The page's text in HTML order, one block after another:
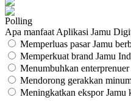
Polling
Apa manfaat Aplikasi Jamu
Memperluas pasar Jamu
Memperkuat brand Jamu
Menumbuhkan enterprenuer
Mendorong gerakkan
Meningkatkan ekspor Jamu